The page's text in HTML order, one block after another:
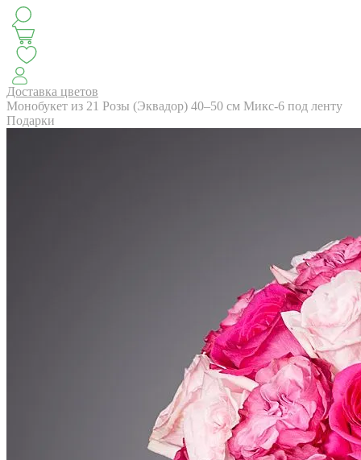
ЦВЕТЫ
Доставка цветов
Монобукет из 21 Розы (Эквадор) 40–50 см Микс-6 под ленту
Подарки